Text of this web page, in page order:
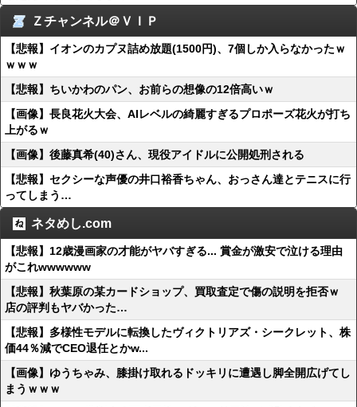
Ｚチャンネル＠ＶＩＰ
【悲報】イオンのカプヌ詰め放題(1500円)、7個しか入らなかったｗ
ｗｗｗ
【悲報】ちいかわのパン、お前らの想像の12倍高いｗ
【画像】長良花火大会、AIレベルの綺麗すぎるプロポーズ花火が打ち
上がるｗ
【画像】後藤真希(40)さん、現役アイドルに公開処刑される
【悲報】セクシーな声優の井口裕香ちゃん、おっさん達とテニスに行
ってしまう…
ネタめし.com
【悲報】12歳漫画家の才能がヤバすぎる... 賞金が激安で泣ける理由
がこれwwwwww
【悲報】秋葉原の某カードショップ、買取査定で傷の説明を拒否ｗ
店の評判もヤバかった…
【悲報】多様性モデルに転換したヴィクトリアズ・シークレット、株
価44％減でCEO退任とかw...
【画像】ゆうちゃみ、膝掛け取れるドッキリに遭遇し脚全開広げてし
まうｗｗｗ